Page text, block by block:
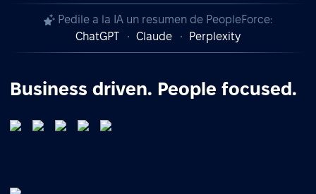
Pedile a la IA un resumen de PeopleForce:
ChatGPT
Claude Perplexity
Business driven. People focused.